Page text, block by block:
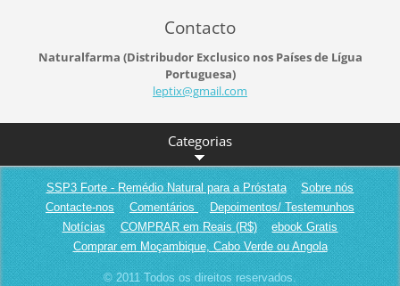
Contacto
Naturalfarma (Distribudor Exclusico nos Países de Lígua
Portuguesa)
leptix@gmail.com
Categorias
SSP3 Forte - Remédio Natural para a Próstata
Sobre nós
Contacte-nos
Comentários
Depoimentos/ Testemunhos
Notícias
COMPRAR em Reais (R$)
ebook Gratis
Comprar em Moçambique, Cabo Verde ou Angola
© 2011 Todos os direitos reservados.